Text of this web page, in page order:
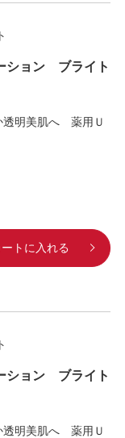
ション ブライト
透明美肌へ 薬用Ｕ
ートに入れる
ション ブライト
透明美肌へ 薬用Ｕ